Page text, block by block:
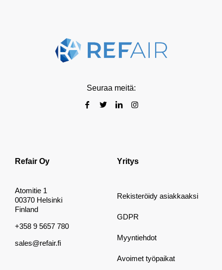
Seuraa meitä:
Refair Oy
Atomitie 1
00370 Helsinki
Finland
+358 9 5657 780
sales@refair.fi
Yritys
Rekisteröidy asiakkaaksi
GDPR
Myyntiehdot
Avoimet työpaikat